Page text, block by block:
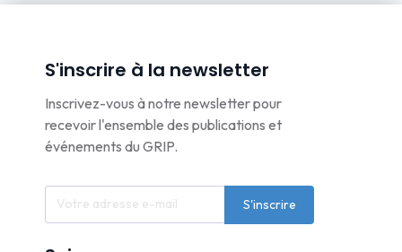
S'inscrire à la newsletter
Inscrivez-vous à notre newsletter pour
recevoir l'ensemble des publications et
événements du GRIP.
S'inscrire